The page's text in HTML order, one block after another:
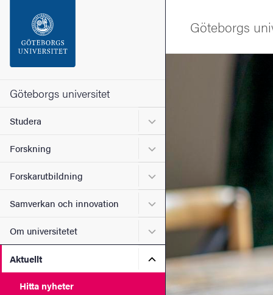
Sidfoten
Om webbplatsen
Göteborgs universitet
Studera Undermeny för Studera
Forskning Undermeny för Forskning
Forskarutbildning Undermeny för
Samverkan och innovation Undermeny för Samverkan
Om universitetet Undermeny för Om
Aktuellt Undermeny för Aktuellt
Hitta nyheter
Göteborgs
Bild